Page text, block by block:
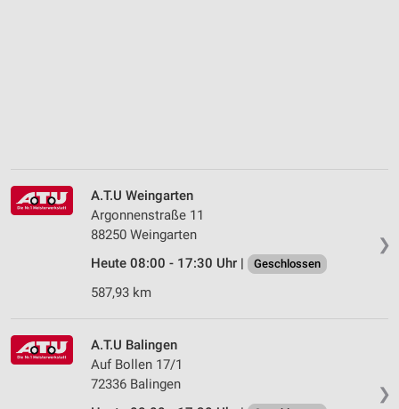
❯
A.T.U Weingarten
Argonnenstraße 11
88250 Weingarten
Heute 08:00 - 17:30 Uhr |
Geschlossen
587,93 km
❯
A.T.U Balingen
Auf Bollen 17/1
72336 Balingen